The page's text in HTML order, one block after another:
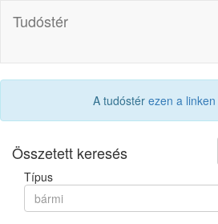
Tudóstér
A tudóstér ezen a linken
Összetett keresés
Típus
bármi